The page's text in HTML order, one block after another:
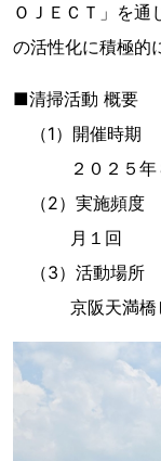
ＯＪＥＣＴ」を通
の活性化に積極的
■清掃活動 概要
（1）開催時期
２０２５年８
（2）実施頻度
月１回
（3）活動場所
京阪天満橋